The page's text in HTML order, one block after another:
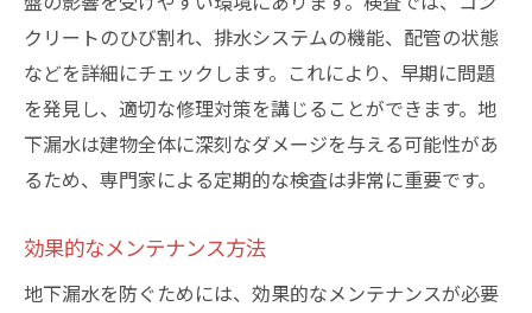
クリートのひび割れ、排水システムの機能、配管の状態
などを詳細にチェックします。これにより、早期に問題
を発見し、適切な修理対策を講じることができます。地
下漏水は建物全体に深刻なダメージを与える可能性があ
るため、専門家による定期的な検査は非常に重要です。
効果的なメンテナンス方法
地下漏水を防ぐためには、効果的なメンテナンスが必要